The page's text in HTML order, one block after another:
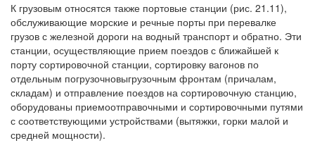
К грузовым относятся также портовые станции (рис. 21.11),
обслуживающие морские и речные порты при перевалке
грузов с железной дороги на водный транспорт и обратно. Эти
станции, осуществляющие прием поездов с ближайшей к
порту сортировочной станции, сортировку вагонов по
отдельным погрузочновыгрузочным фронтам (причалам,
складам) и отправление поездов на сортировочную станцию,
оборудованы приемоотправочными и сортировочными путями
с соответствующими устройствами (вытяжки, горки малой и
средней мощности).